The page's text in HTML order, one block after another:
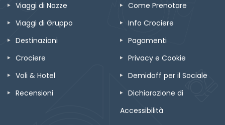
Viaggi di Nozze
Viaggi di Gruppo
Destinazioni
Crociere
Voli & Hotel
Recensioni
Come Prenotare
Info Crociere
Pagamenti
Privacy e Cookie
Demidoff per il Sociale
Dichiarazione di
Accessibilità